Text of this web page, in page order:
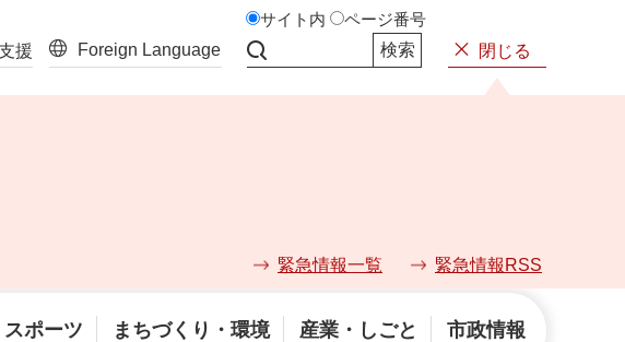
援 Foreign Language
サイト内 ページ番号
閉じる
緊急情報一覧 緊急情報RSS
ポーツ まちづくり・環境 産業・しごと 市政情報